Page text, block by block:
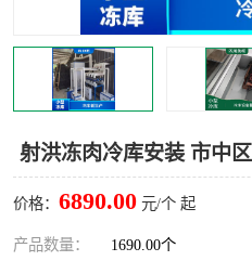
射洪冻肉冷库安装 市中
价格： 6890.00 元/个 起
产品数量： 1690.00个
烘干冷链
内江冷库，内江冻库